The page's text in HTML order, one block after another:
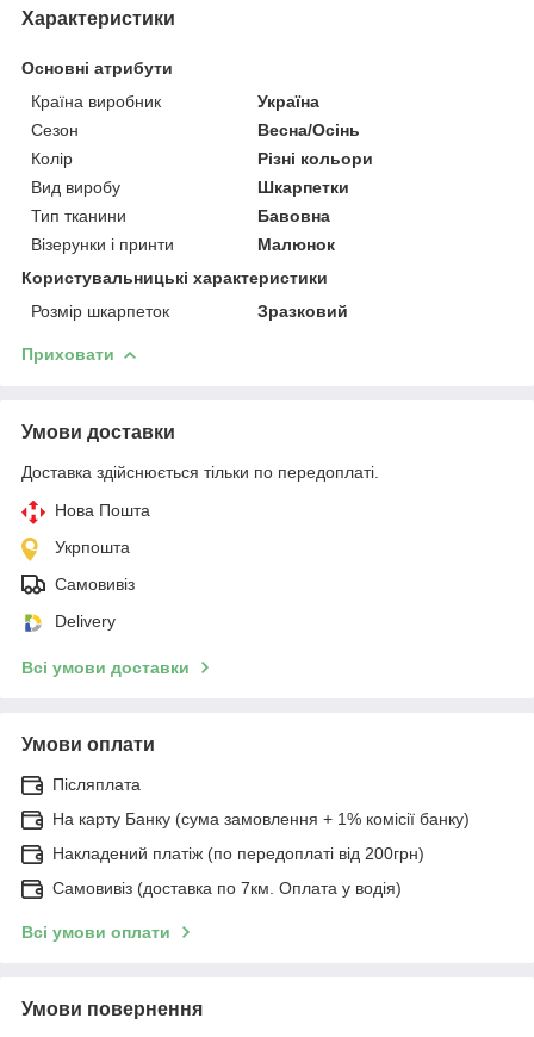
Характеристики
Основні атрибути
Країна виробник
Україна
Сезон
Весна/Осінь
Колір
Різні кольори
Вид виробу
Шкарпетки
Тип тканини
Бавовна
Візерунки і принти
Малюнок
Користувальницькі характеристики
Розмір шкарпеток
Зразковий
Приховати
Умови доставки
Доставка здійснюється тільки по передоплаті.
Нова Пошта
Укрпошта
Самовивіз
Delivery
Всі умови доставки
Умови оплати
Післяплата
На карту Банку (сума замовлення + 1% комісії банку)
Накладений платіж (по передоплаті від 200грн)
Самовивіз (доставка по 7км. Оплата у водія)
Всі умови оплати
Умови повернення